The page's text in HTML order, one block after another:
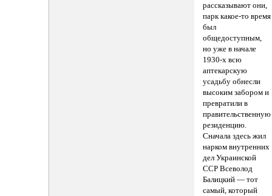
рассказывают они,
парк какое-то время
был
общедоступным,
но уже в начале
1930-х всю
аптекарскую
усадьбу обнесли
высоким забором и
превратили в
правительственную
резиденцию.
Сначала здесь жил
нарком внутренних
дел Украинской
ССР Всеволод
Балицкий — тот
самый, который